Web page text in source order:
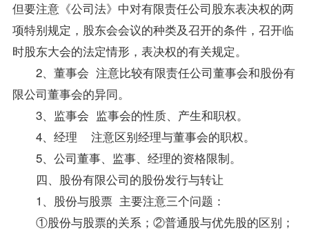
但要注意《公司法》中对有限责任公司股东表决权的两
项特别规定，股东会会议的种类及召开的条件，召开临
时股东大会的法定情形，表决权的有关规定。
2、董事会 注意比较有限责任公司董事会和股份有
限公司董事会的异同。
3、监事会 监事会的性质、产生和职权。
4、经理 注意区别经理与董事会的职权。
5、公司董事、监事、经理的资格限制。
四、股份有限公司的股份发行与转让
1、股份与股票 主要注意三个问题：
①股份与股票的关系；②普通股与优先股的区别；